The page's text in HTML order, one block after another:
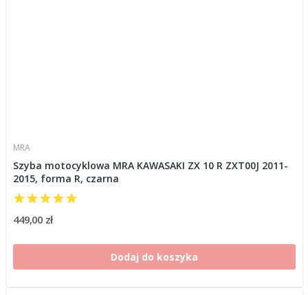
MRA
Szyba motocyklowa MRA KAWASAKI ZX 10 R ZXT00J 2011-
2015, forma R, czarna
449,00 zł
Dodaj do koszyka